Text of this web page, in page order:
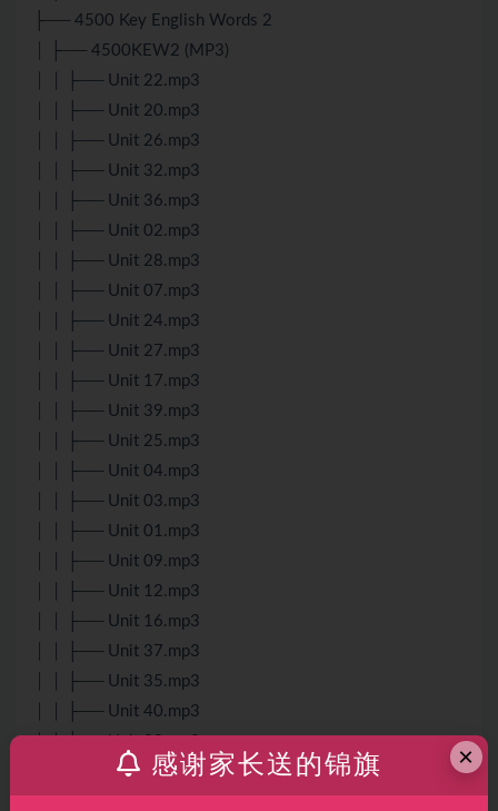
├── 4500 Key English Words 2
│ ├── 4500KEW2 (MP3)
│ │ ├── Unit 22.mp3
│ │ ├── Unit 20.mp3
│ │ ├── Unit 26.mp3
│ │ ├── Unit 32.mp3
│ │ ├── Unit 36.mp3
│ │ ├── Unit 02.mp3
│ │ ├── Unit 28.mp3
│ │ ├── Unit 07.mp3
│ │ ├── Unit 24.mp3
│ │ ├── Unit 27.mp3
│ │ ├── Unit 17.mp3
│ │ ├── Unit 39.mp3
│ │ ├── Unit 25.mp3
│ │ ├── Unit 04.mp3
│ │ ├── Unit 03.mp3
│ │ ├── Unit 01.mp3
│ │ ├── Unit 09.mp3
│ │ ├── Unit 12.mp3
│ │ ├── Unit 16.mp3
│ │ ├── Unit 37.mp3
│ │ ├── Unit 35.mp3
│ │ ├── Unit 40.mp3
│ │ ├── Unit 33.mp3
│ │ ├── Unit 15.mp3
│ │ ├── Unit 10.mp3
×
感谢家长送的锦旗